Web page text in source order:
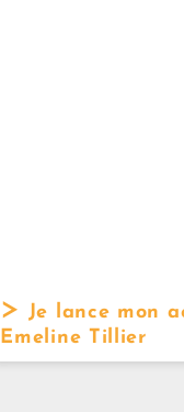
Je lance mon
Emeline Tillier